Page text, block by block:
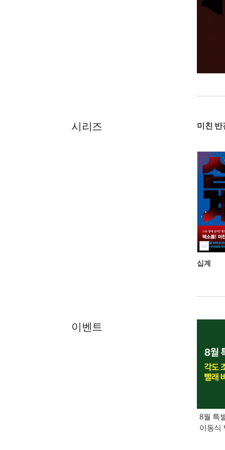
시리즈 미친 반
십계
이벤트
8월 특
이동식